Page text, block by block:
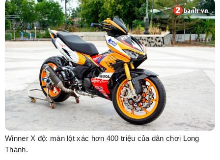
Winner X độ: màn lột xác hơn 400 triệu của dân chơi Long
Thành.